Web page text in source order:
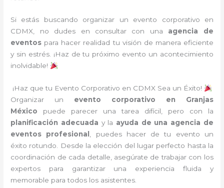
Si estás buscando organizar un evento corporativo en
CDMX, no dudes en consultar con una agencia de
eventos para hacer realidad tu visión de manera eficiente
y sin estrés. ¡Haz de tu próximo evento un acontecimiento
inolvidable!
¡Haz que tu Evento Corporativo en CDMX Sea un Éxito!
Organizar un evento corporativo en Granjas
México puede parecer una tarea difícil, pero con la
planificación adecuada y la ayuda de una agencia de
eventos profesional , puedes hacer de tu evento un
éxito rotundo. Desde la elección del lugar perfecto hasta la
coordinación de cada detalle, asegúrate de trabajar con los
expertos para garantizar una experiencia fluida y
memorable para todos los asistentes.